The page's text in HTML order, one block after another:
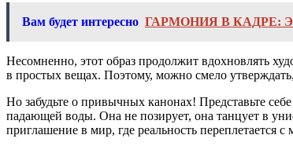
Вам будет интересно ГАРМОНИЯ В КАДРЕ:
Несомненно, этот образ продолжит вдохновлять
в простых вещах. Поэтому, можно смело
Но забудьте о привычных канонах! Представьте
падающей воды. Она не позирует, она танцует в
приглашение в мир, где реальность переплетается